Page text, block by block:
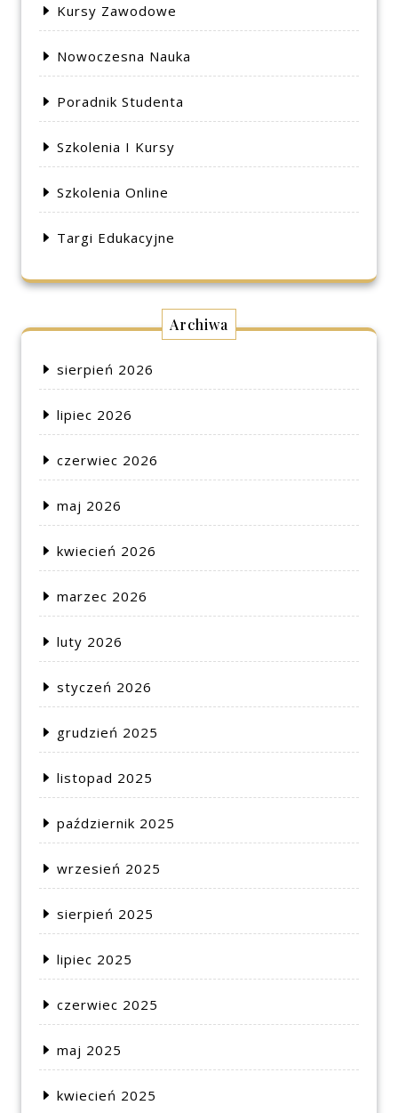
Kursy Zawodowe
Nowoczesna Nauka
Poradnik Studenta
Szkolenia I Kursy
Szkolenia Online
Targi Edukacyjne
Archiwa
sierpień 2026
lipiec 2026
czerwiec 2026
maj 2026
kwiecień 2026
marzec 2026
luty 2026
styczeń 2026
grudzień 2025
listopad 2025
październik 2025
wrzesień 2025
sierpień 2025
lipiec 2025
czerwiec 2025
maj 2025
kwiecień 2025